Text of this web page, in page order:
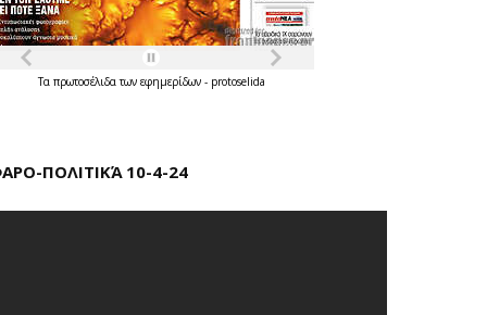
Τα πρωτοσέλιδατων εφημερίδων - protoselida
ΠΟΛΙΤΙΚΆ 10-4-24